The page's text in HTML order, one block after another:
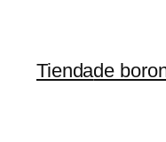
Tiendade